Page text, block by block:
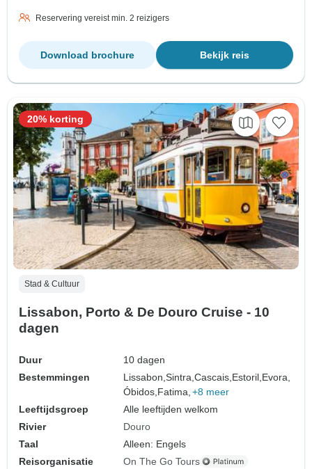
Reservering vereist min. 2 reizigers
Bekijk reis
Download brochure
Stad & Cultuur
Lissabon, Porto & De Douro Cruise - 10
dagen
Duur
10 dagen
Bestemmingen
Lissabon,Sintra,Cascais, Estoril, Evora,
Óbidos, Fatima, +8 meer
Leeftijdsgroep
Alle leeftijden welkom
Rivier
Douro
Taal
Alleen: Engels
Reisorganisatie
On The Go Tours
20% korting